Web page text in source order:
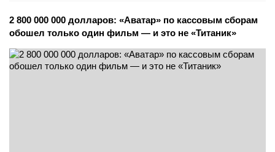
2 800 000 000 долларов: «Аватар» по кассовым сборам
обошел только один фильм — и это не «Титаник»